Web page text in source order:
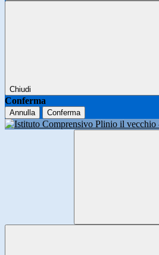
Chiudi
Conferma
Annulla Conferma